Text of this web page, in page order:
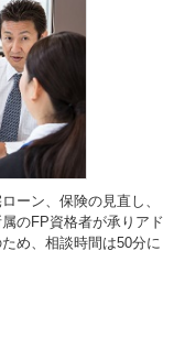
ーン、保険の見直し、
のFP資格者が承りアド
め、相談時間は50分に